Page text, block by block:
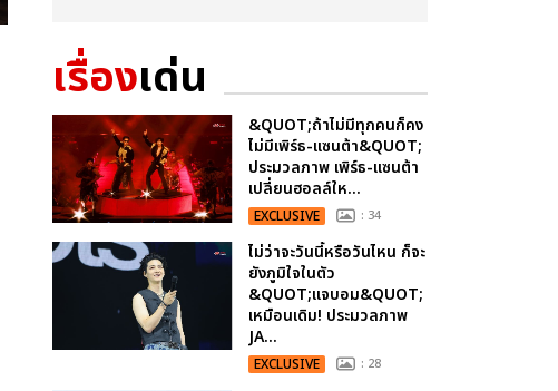
เรื่องเด่น
&QUOT;ถ้าไม่มีทุกคนก็คง
ไม่มีเพิร์ธ-แซนต้า&QUOT;
ประมวลภาพ เพิร์ธ-แซนต้า
เปลี่ยนฮอลล์ให...
EXCLUSIVE : 34
ไม่ว่าจะวันนี้หรือวันไหน ก็จะ
ยังภูมิใจในตัว
&QUOT;แจบอม&QUOT;
เหมือนเดิม! ประมวลภาพ
JA...
EXCLUSIVE : 28